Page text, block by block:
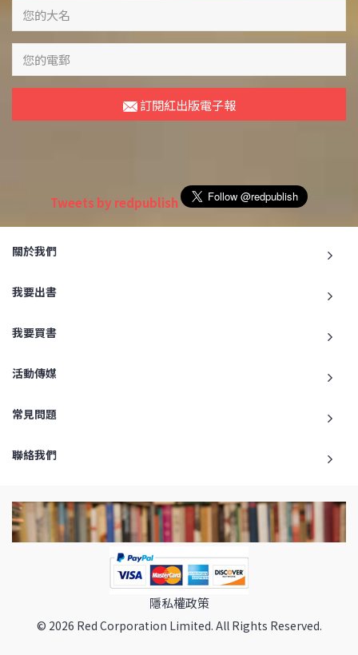
訂閱紅出版電子報
Tweets by redpublish
關於我們
我要出書
我要買書
活動傳媒
常見問題
聯絡我們
隱私權政策
© 2026 Red Corporation Limited. All Rights Reserved.